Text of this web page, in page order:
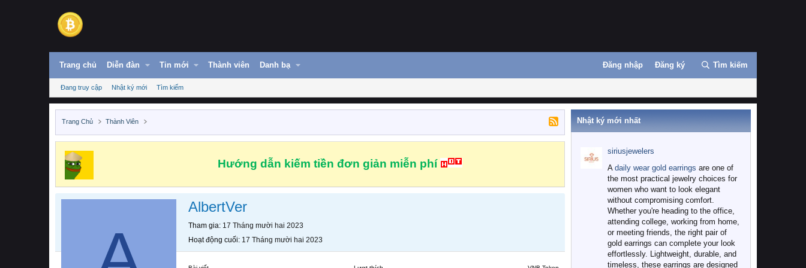
Trang chủ Diễn đàn Tin mới Thành viên Danh bạ Đăng nhập Đăng ký Tìm kiếm
Đang truy cập Nhật ký mới Tìm kiếm
Trang Chủ Thành Viên
Hướng dẫn kiếm tiền đơn giản miễn phí
AlbertVer
Tham gia 17 Tháng mười hai 2023
Hoạt động cuối 17 Tháng mười hai 2023
Nhật ký mới nhất
siriusjewelers
A daily wear gold earrings are one of
the most practical jewelry choices for
women who want to look elegant
without compromising comfort.
Whether you're heading to the office,
attending college, working from home,
or meeting friends, the right pair of
gold earrings can complete your look
effortlessly. Lightweight, durable, and
timeless, these earrings are designed